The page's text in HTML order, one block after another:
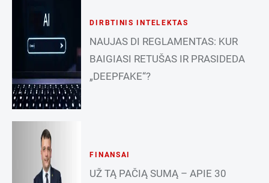
DIRBTINIS INTELEKTAS
NAUJAS DI REGLAMENTAS: KUR
BAIGIASI RETUŠAS IR PRASIDEDA
„DEEPFAKE“?
FINANSAI
UŽ TĄ PAČIĄ SUMĄ – APIE 30